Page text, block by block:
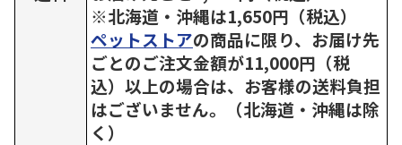
※北海道・沖縄は1,650円（税込）
ペットストアの商品に限り、お届け先
ごとのご注文金額が11,000円（税
込）以上の場合は、お客様の送料負担
はございません。（北海道・沖縄は除
く）